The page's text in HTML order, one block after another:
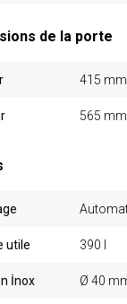
de la porte
415 mm
565 mm
utile 390 l
İnox Ø 40